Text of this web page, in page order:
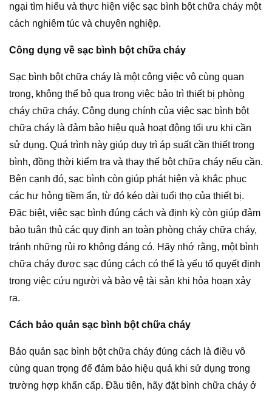
ngại tìm hiểu và thực hiện việc sạc bình bột chữa cháy một
cách nghiêm túc và chuyên nghiệp.
Công dụng về sạc bình bột chữa cháy
Sạc bình bột chữa cháy là một công việc vô cùng quan
trọng, không thể bỏ qua trong việc bảo trì thiết bị phòng
cháy chữa cháy. Công dụng chính của việc sạc bình bột
chữa cháy là đảm bảo hiệu quả hoạt động tối ưu khi cần
sử dụng. Quá trình này giúp duy trì áp suất cần thiết trong
bình, đồng thời kiểm tra và thay thế bột chữa cháy nếu cần.
Bên cạnh đó, sạc bình còn giúp phát hiện và khắc phục
các hư hỏng tiềm ẩn, từ đó kéo dài tuổi thọ của thiết bị.
Đặc biệt, việc sạc bình đúng cách và định kỳ còn giúp đảm
bảo tuân thủ các quy định an toàn phòng cháy chữa cháy,
tránh những rủi ro không đáng có. Hãy nhớ rằng, một bình
chữa cháy được sạc đúng cách có thể là yếu tố quyết định
trong việc cứu người và bảo vệ tài sản khi hỏa hoạn xảy
ra.
Cách bảo quản sạc bình bột chữa cháy
Bảo quản sạc bình bột chữa cháy đúng cách là điều vô
cùng quan trọng để đảm bảo hiệu quả khi sử dụng trong
trường hợp khẩn cấp. Đầu tiên, hãy đặt bình chữa cháy ở